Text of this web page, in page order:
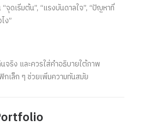
ดเริ่มต้น”, “แรงบันดาลใจ”, “ปัญหาที่
ง”
จริง และควรใส่คำอธิบายใต้ภาพ
เล็ก ๆ ช่วยเพิ่มความทันสมัย